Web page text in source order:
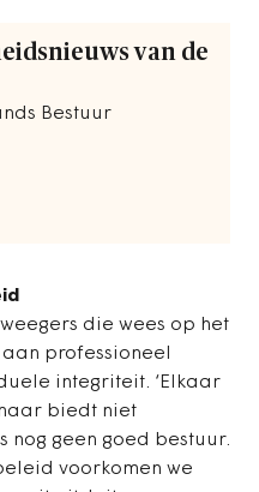
van de
Bestuur
die wees op het
professioneel
integriteit. ‘Elkaar
biedt niet
nog geen goed bestuur.
voorkomen we